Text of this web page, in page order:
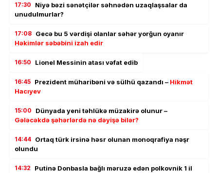
17:30
Niyə bəzi sənətçilər səhnədən uzaqlaşsalar da
unudulmurlar?
17:08 Gecə bu 5 vərdişi olanlar səhər yorğun oyanır
Həkimlər səbəbini izah edir
16:50 Lionel Messinin atası vəfat edib
16:45 Prezident müharibəni və sülhü qazandı – Hikmət
Hacıyev
15:00
Dünyada yeni təhlükə müzakirə olunur –
Gələcəkdə şəhərlərdə nə dəyişə bilər?
14:44 Ortaq türk irsinə həsr olunan monoqrafiya nəşr
olundu
14:32
Putinə Donbasla bağlı məruzə edən polkovnik 1 il